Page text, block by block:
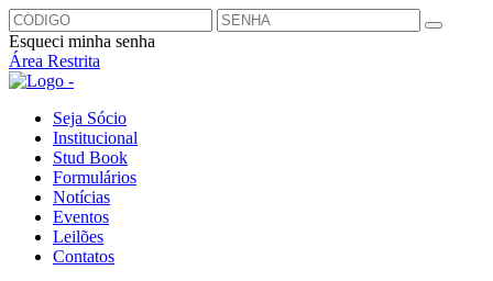
Esqueci minha senha
Área Restrita
Seja Sócio
Institucional
Stud Book
Formulários
Notícias
Eventos
Leilões
Contatos